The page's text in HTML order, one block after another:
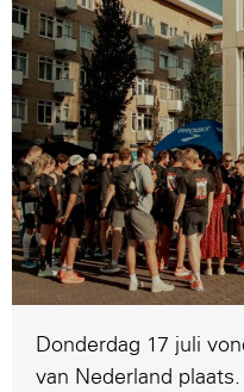
Donderdag 17 juli
van Nederland